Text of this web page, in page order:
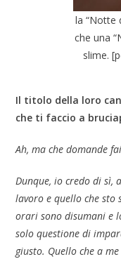
la “Notte
che una
slime.
Il titolo della loro
che ti faccio a
Ah, ma che domande
Dunque, io credo di
lavoro e quello che sto
orari sono disumani e
solo questione di
giusto. Quello che a